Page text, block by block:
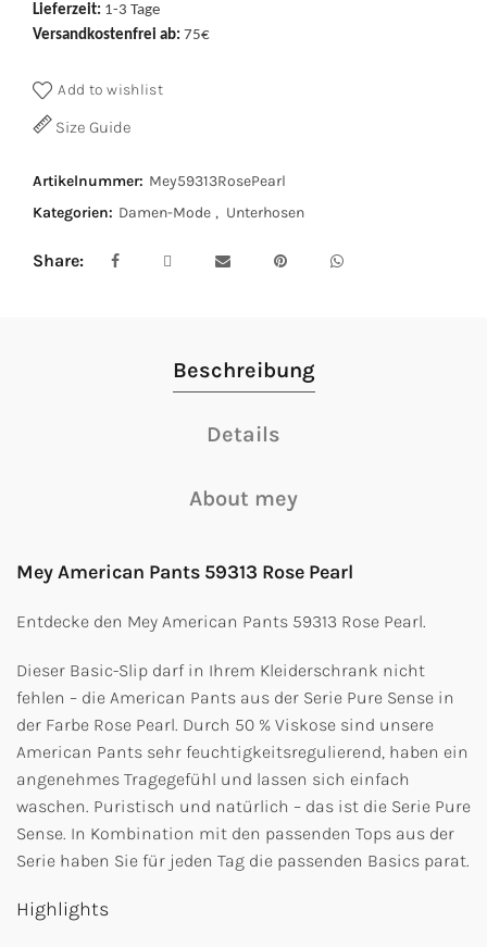
Lieferzeit: 1-3 Tage
Versandkostenfrei ab: 75€
Add to wishlist
Size Guide
Artikelnummer: Mey59313RosePearl
Kategorien: Damen-Mode , Unterhosen
Share
Beschreibung
Details
About mey
Mey American Pants 59313 Rose Pearl
Entdecke den Mey American Pants 59313 Rose Pearl.
Dieser Basic-Slip darf in Ihrem Kleiderschrank nicht
fehlen – die American Pants aus der Serie Pure Sense in
der Farbe Rose Pearl. Durch 50 % Viskose sind unsere
American Pants sehr feuchtigkeitsregulierend, haben ein
angenehmes Tragegefühl und lassen sich einfach
waschen. Puristisch und natürlich – das ist die Serie Pure
Sense. In Kombination mit den passenden Tops aus der
Serie haben Sie für jeden Tag die passenden Basics parat.
Highlights